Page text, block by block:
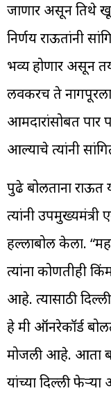
जाणार असून तिथे
निर्णय राऊतांनी
भव्य होणार असून
लवकरच ते
आमदारांसोबत पार
आल्याचे त्यांनी
पुढे बोलताना राऊत
त्यांनी उपमुख्यमंत्री
हल्लाबोल केला.
त्यांना कोणतीही
आहे. त्यासाठी
हे मी ऑनरेकॉर्ड
मोजली आहे. आता
यांच्या दिल्ली